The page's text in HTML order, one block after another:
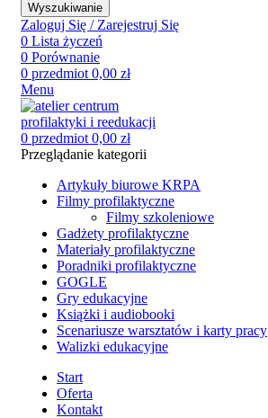
Wyszukiwanie
Zaloguj Się / Zarejestruj Się
0 Lista życzeń
0 Porównanie
0 przedmiot 0,00 zł
Menu
0 przedmiot 0,00 zł
Przeglądanie kategorii
Artykuły biurowe KRPA
Filmy profilaktyczne
Filmy szkoleniowe
Gadżety profilaktyczne
Materiały profilaktyczne
Poradniki profilaktyczne
GOGLE
Gry edukacyjne
Książki i audiobooki
Scenariusze warsztatów i karty pracy
Walizki edukacyjne
Start
Oferta
Kontakt